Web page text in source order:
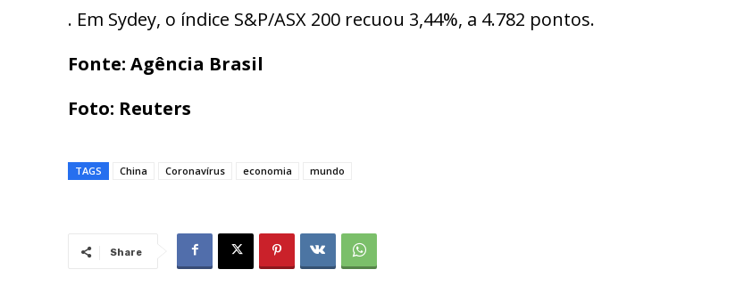
. Em Sydey, o índice S&P/ASX 200 recuou 3,44%, a 4.782 pontos.
Fonte: Agência Brasil
Foto: Reuters
TAGS China Coronavírus economia mundo
Share